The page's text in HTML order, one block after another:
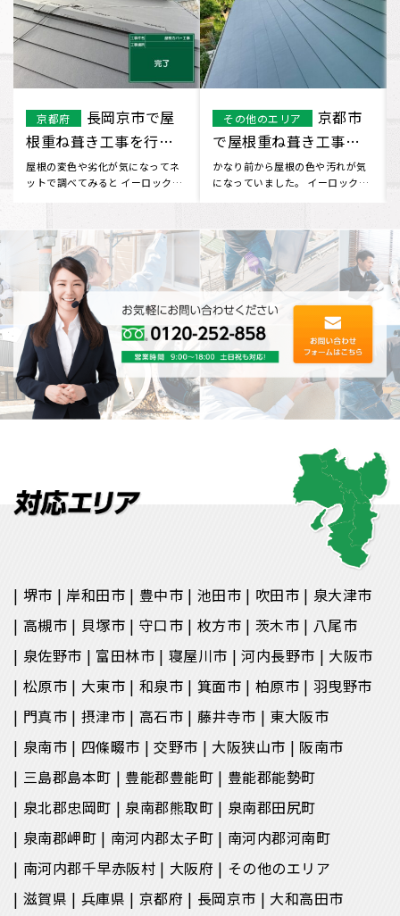
その他のエリア
宇治市
で屋根葺き替え工事を
行いました
ホームページを見つけてお問い合
わせしました。 工事について不安
大阪市
大阪市で屋根
塗装を行いました。
屋根の事が気になりネットで検索
していた所 HPをみつけて問い合わ
堺市 岸和田市 豊中市 池田市 吹田市
泉大津市
高槻市
貝塚市 守口市 枚方市 茨木市
八尾市
泉佐野市
富田林市 寝屋川市 河内長野市
大阪市
松原市
大東市 和泉市 箕面市 柏原市
羽曳野市
門真市
摂津市 高石市 藤井寺市
東大阪市
泉南市
四條畷市 交野市 大阪狭山市
阪南市
三島郡島本町
豊能郡豊能町
豊能郡能勢町
泉北郡忠岡町
泉南郡熊取町
泉南郡田尻町
泉南郡岬町
南河内郡太子町
南河内郡河南町
南河内郡千早赤阪村
大阪府
その他のエリア
滋賀県
兵庫県 京都府 長岡京市
大和高田市